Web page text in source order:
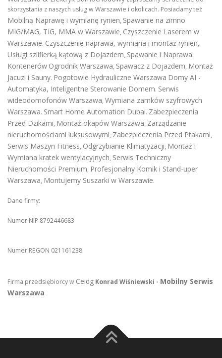
skorzystania z naszych usług w Warszawie i okolicach. Posiadamy też
Mobilną Naprawę i wymianę rynien, Spawanie na zimno
MIG/MAG, TIG, MMA w Warszawie, Czyszczenie Laserem w
Warszawie. Czyszczenie naprawa, wymiana i montaż rynien,
Usługi szlifierką kątową z Dojazdem, Spawanie i Naprawa
Kontenerów Ogrodnik Warszawa, Spawacz z Dojazdem, Montaż
Jacuzi i Sauny. Pogotowie Hydrauliczne Warszawa Domy AI -
Automatyka, Inteligentne Sterowanie Domem. Serwis
wideodomofonów Warszawa, Wymiana zamków szyfrowych
Warszawa. Smart Home Automation Dubai. Zabezpieczenia
Przed Dzikami, Montaż okapów Warszawa. Zarządzanie
nieruchomościami luksusowymi, Zabezpieczenia Przed Ptakami,
Serwis Maszyn Fitness, Odgrzybianie Klimatyzacji, Montaż i
Wymiana kratek wentylacyjnych, Serwis Techniczny
Nieruchomości Premium, Profesjonalny Komik i Stand-uper
Warszawa, Montujemy Suszarki w Warszawie.
Dane firmy:
Numer NIP 8792446683
Numer REGON 021161238
Firma przedsiębiorcy w Ceidg Konrad Wiśniewski - Mobilny Serwis
Warszawa